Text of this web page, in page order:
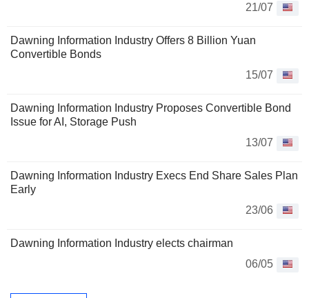
21/07
Dawning Information Industry Offers 8 Billion Yuan
Convertible Bonds
15/07
Dawning Information Industry Proposes Convertible Bond
Issue for AI, Storage Push
13/07
Dawning Information Industry Execs End Share Sales Plan
Early
23/06
Dawning Information Industry elects chairman
06/05